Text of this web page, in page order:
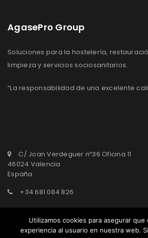
AgasePro Group
Soluciones para la hostelería,
limpieza y servicios sociosanitarios.
“La responsabilidad de una excelente
C/ Joan Verdeguer nº36 Oficina 11
46024 Valencia
España
+34 681 084 826
agasepro@agasepro.com
Utilizamos cookies para asegurar que
experiencia al usuario en nuestra web.